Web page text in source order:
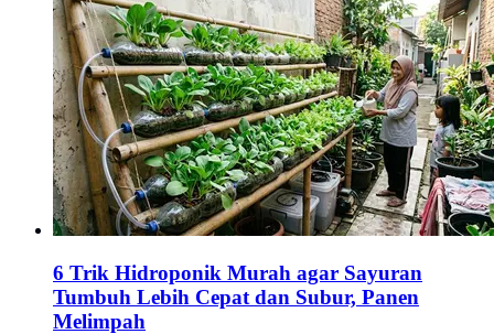
6 Trik Hidroponik Murah agar Sayuran
Tumbuh Lebih Cepat dan Subur, Panen
Melimpah